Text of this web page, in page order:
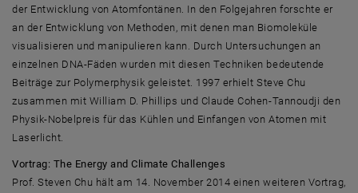
der Entwicklung von Atomfontänen. In den Folgejahren forschte er
an der Entwicklung von Methoden, mit denen man Biomoleküle
visualisieren und manipulieren kann. Durch Untersuchungen an
einzelnen DNA-Fäden wurden mit diesen Techniken bedeutende
Beiträge zur Polymerphysik geleistet. 1997 erhielt Steve Chu
zusammen mit William D. Phillips und Claude Cohen-Tannoudji den
Physik-Nobelpreis für das Kühlen und Einfangen von Atomen mit
Laserlicht.
Vortrag: The Energy and Climate Challenges
Prof. Steven Chu hält am 14. November 2014 einen weiteren Vortrag,